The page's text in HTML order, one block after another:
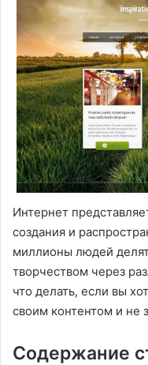
Интернет
создания и
миллионы людей
творчеством через
что делать, если вы
своим контентом и не
Содержание